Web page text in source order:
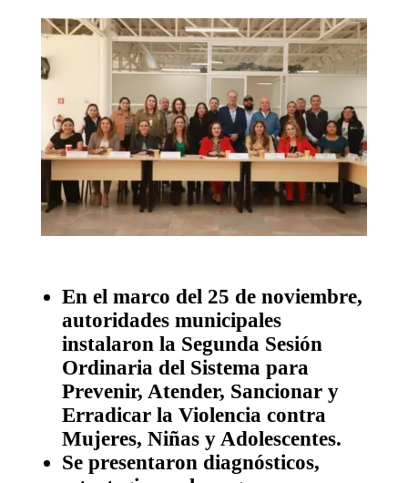
En el marco del 25 de noviembre,
autoridades municipales
instalaron la Segunda Sesión
Ordinaria del Sistema para
Prevenir, Atender, Sancionar y
Erradicar la Violencia contra
Mujeres, Niñas y Adolescentes.
Se presentaron diagnósticos,